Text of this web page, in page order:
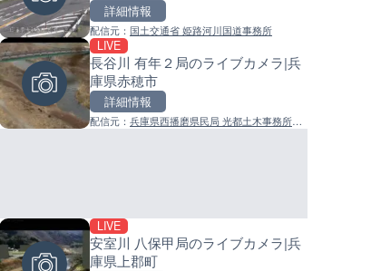
詳細情報
配信元： 国土交通省 姫路河川国道事務所
LIVE
長谷川 有年２局のライブカメラ|兵
庫県赤穂市
詳細情報
配信元： 兵庫県西播磨県民局 光都土木事務所管
LIVE
安室川 八保甲局のライブカメラ|兵
庫県上郡町
配信元：国土交通省 長野国道事務所
日テレより那覇空港のライブ
配信元： 日本テレビ
地久子川 二枚橋のライブカメ
配信元：日高町役場
産湯川水門付近のライブカメ
配信元： 日高町役場
導目木川 花立砂防堰堤下流の